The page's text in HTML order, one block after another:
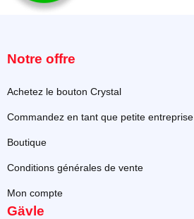
Notre offre
Achetez le bouton Crystal
Commandez en tant que petite entreprise
Boutique
Conditions générales de vente
Mon compte
Gävle